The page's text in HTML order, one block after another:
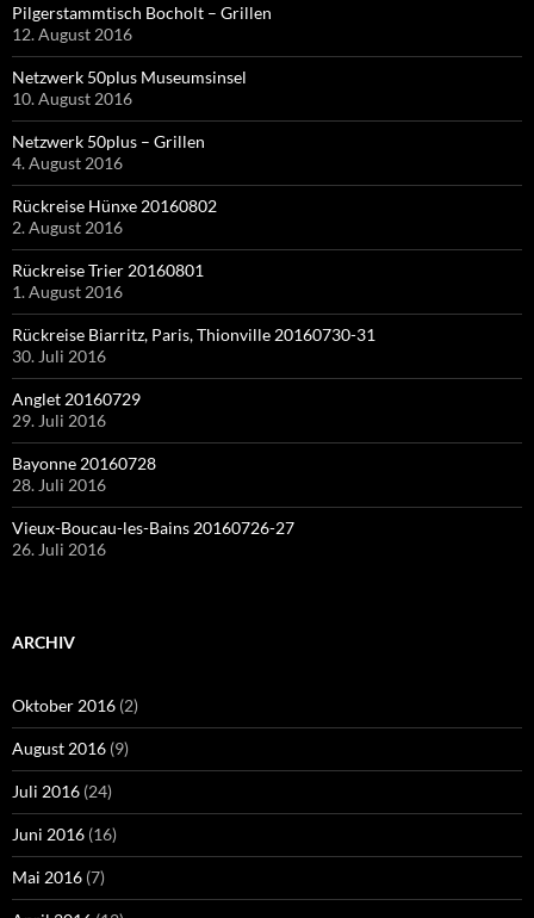
Pilgerstammtisch Bocholt – Grillen
12. August 2016
Netzwerk 50plus Museumsinsel
10. August 2016
Netzwerk 50plus – Grillen
4. August 2016
Rückreise Hünxe 20160802
2. August 2016
Rückreise Trier 20160801
1. August 2016
Rückreise Biarritz, Paris, Thionville 20160730-31
30. Juli 2016
Anglet 20160729
29. Juli 2016
Bayonne 20160728
28. Juli 2016
Vieux-Boucau-les-Bains 20160726-27
26. Juli 2016
ARCHIV
Oktober 2016 (2)
August 2016 (9)
Juli 2016 (24)
Juni 2016 (16)
Mai 2016 (7)